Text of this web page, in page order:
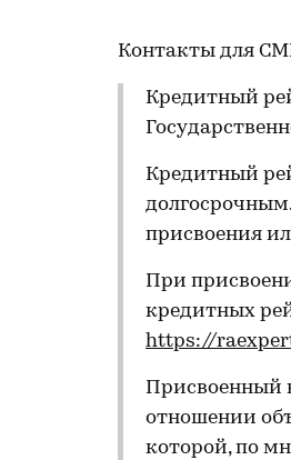
Контакты для
Кредитный
Кредитный
присвоения
При
кредитных
https://
Присвоенный
отношении
которой, по